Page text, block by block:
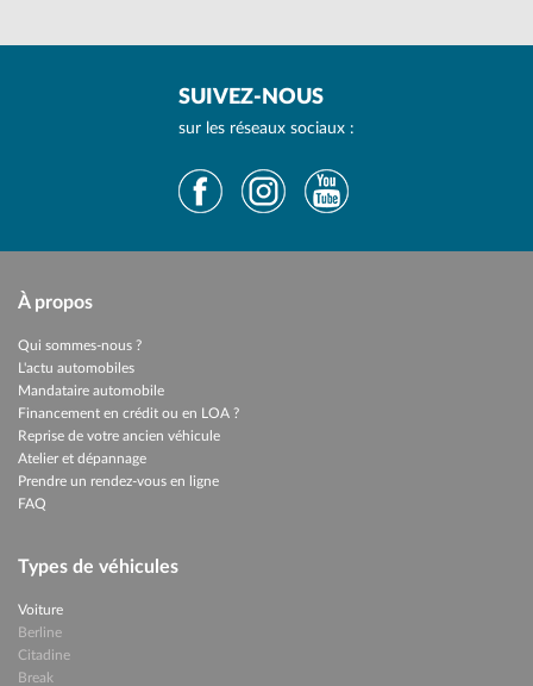
SUIVEZ-NOUS
sur les réseaux sociaux :
À propos
Qui sommes-nous ?
L'actu automobiles
Mandataire automobile
Financement en crédit ou en LOA ?
Reprise de votre ancien véhicule
Atelier et dépannage
Prendre un rendez-vous en ligne
FAQ
Types de véhicules
Voiture
Berline
Citadine
Break